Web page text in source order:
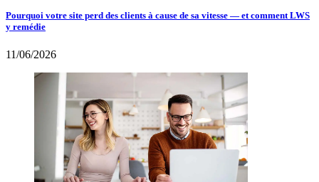
Pourquoi votre site perd des clients à cause de sa vitesse — et comment LWS
y remédie
11/06/2026